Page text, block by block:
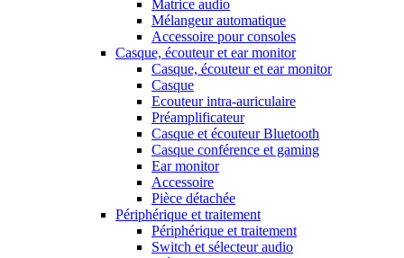
Matrice audio
Mélangeur automatique
Accessoire pour consoles
Casque, écouteur et ear monitor
Casque, écouteur et ear monitor
Casque
Ecouteur intra-auriculaire
Préamplificateur
Casque et écouteur Bluetooth
Casque conférence et gaming
Ear monitor
Accessoire
Pièce détachée
Périphérique et traitement
Périphérique et traitement
Switch et sélecteur audio